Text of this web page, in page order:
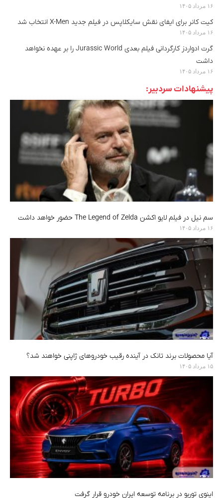
۱۶ مرداد ۱۴۰۵
کیت کانر برای ایفای نقش سایکلاپس در فیلم جدید X-Men انتخاب شد
۱۶ مرداد ۱۴۰۵
گرت ادواردز کارگردانی فیلم بعدی Jurassic World را بر عهده نخواهد
داشت
۱۶ مرداد ۱۴۰۵
پیشنهادات سردبیر:
سم نیل در فیلم لایو اکشن The Legend of Zelda حضور خواهد داشت
۱۶ مرداد ۱۴۰۵
آیا محصولات برند تانک در آینده رقیب خودروهای ژاپنی خواهند شد؟
۱۵ مرداد ۱۴۰۵
اینوی توربو در برنامه توسعه ایران خودرو قرار گرفت